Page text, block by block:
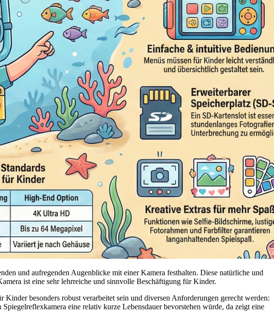
und aufregenden Augenblicke mit einer Kamera festhalten. Diese natürliche und
ist eine sehr lehrreiche und sinnvolle Beschäftigung für Kinder.
besonders robust verarbeitet sein und diversen Anforderungen gerecht werden:
eine relativ kurze Lebensdauer bevorstehen würde, da zeigt eine